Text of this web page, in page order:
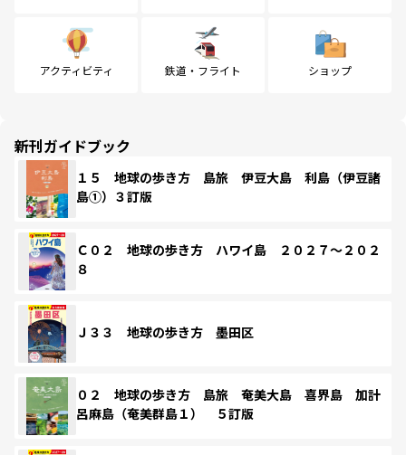
アクティビティ 鉄道・フライト ショップ
新刊ガイドブック
１５ 地球の歩き方 島旅 伊豆大島 利島（伊豆諸
島①）３訂版
Ｃ０２ 地球の歩き方 ハワイ島 ２０２７～２０２
８
Ｊ３３ 地球の歩き方 墨田区
０２ 地球の歩き方 島旅 奄美大島 喜界島 加計
呂麻島（奄美群島１） ５訂版